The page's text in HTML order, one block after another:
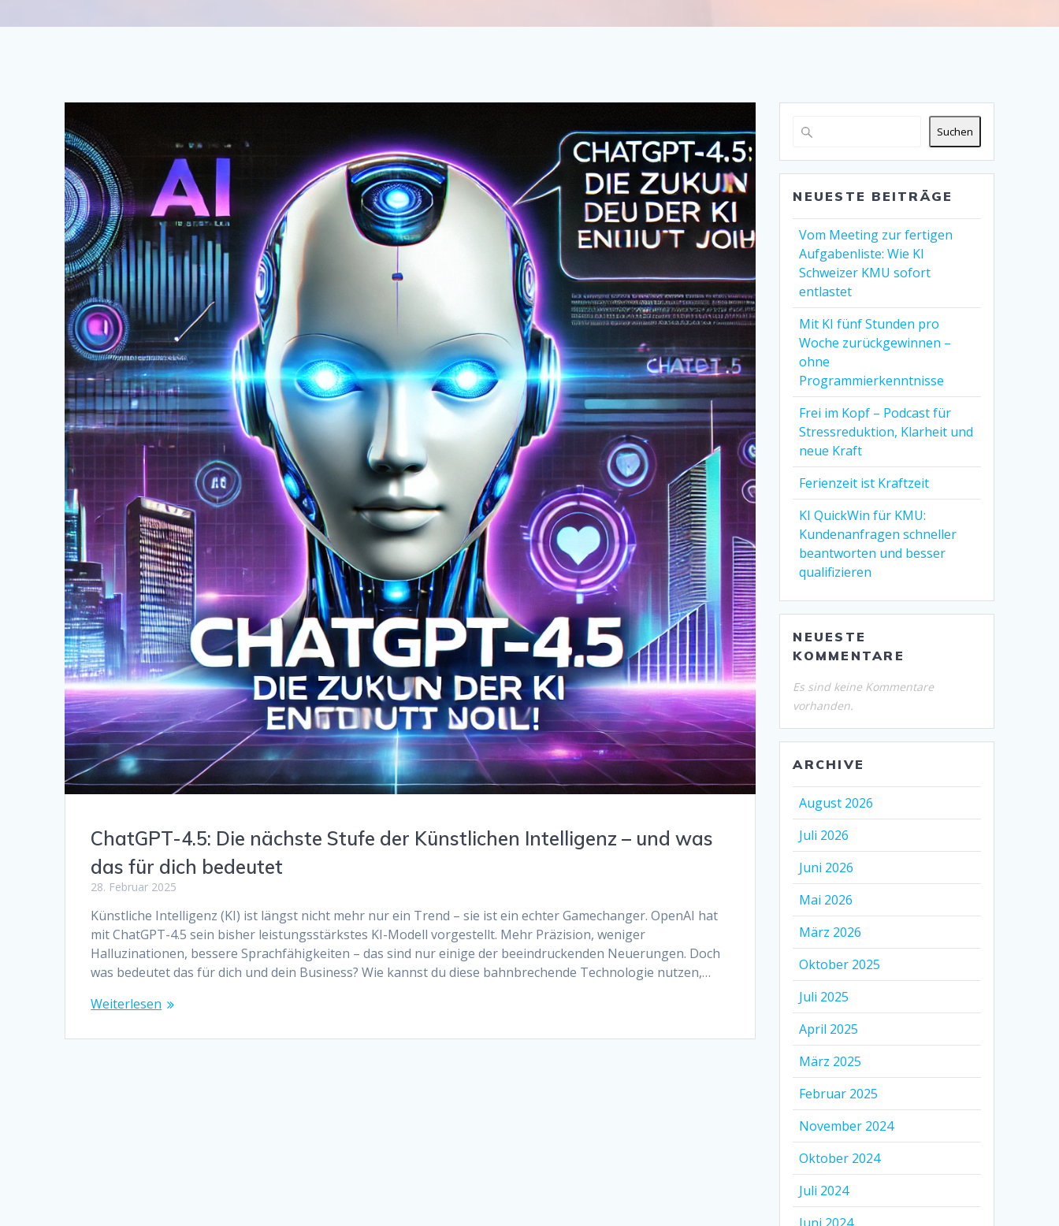
ChatGPT-4.5: Die nächste Stufe der Künstlichen Intelligenz – und was
das für dich bedeutet
28. Februar 2025
Künstliche Intelligenz (KI) ist längst nicht mehr nur ein Trend – sie ist ein echter Gamechanger. OpenAI hat
mit ChatGPT-4.5 sein bisher leistungsstärkstes KI-Modell vorgestellt. Mehr Präzision, weniger
Halluzinationen, bessere Sprachfähigkeiten – das sind nur einige der beeindruckenden Neuerungen. Doch
was bedeutet das für dich und dein Business? Wie kannst du diese bahnbrechende Technologie nutzen,…
Weiterlesen
Suchen
NEUESTE BEITRÄGE
Vom Meeting zur fertigen
Aufgabenliste: Wie KI
Schweizer KMU sofort
entlastet
Mit KI fünf Stunden pro
Woche zurückgewinnen –
ohne
Programmierkenntnisse
Frei im Kopf – Podcast für
Stressreduktion, Klarheit und
neue Kraft
Ferienzeit ist Kraftzeit
KI QuickWin für KMU:
Kundenanfragen schneller
beantworten und besser
qualifizieren
NEUESTE
KOMMENTARE
Es sind keine Kommentare
vorhanden.
ARCHIVE
August 2026
Juli 2026
Juni 2026
Mai 2026
März 2026
Oktober 2025
Juli 2025
April 2025
März 2025
Februar 2025
November 2024
Oktober 2024
Juli 2024